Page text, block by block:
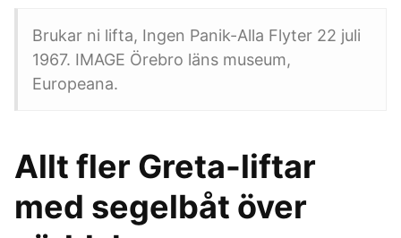
Brukar ni lifta, Ingen Panik-Alla Flyter 22 juli
1967. IMAGE Örebro läns museum,
Europeana.
Allt fler Greta-liftar
med segelbåt över